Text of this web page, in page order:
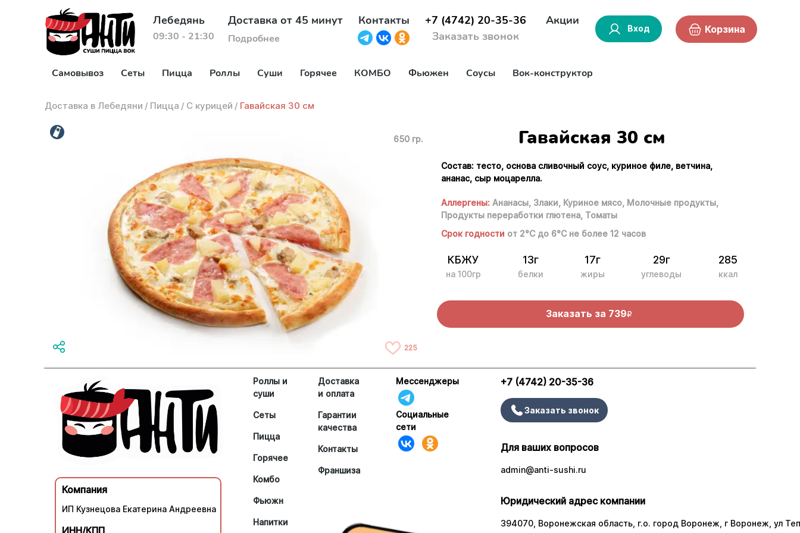
Лебедянь
09:30 - 21:30
Доставка от 45 минут
Подробнее
Контакты
+7 (4742) 20-35-36
Заказать звонок
Акции
Вход Корзина
Самовывоз Сеты Пицца Роллы Суши Горячее КОМБО Фьюжен Соусы Вок-конструктор
Доставка в Лебедяни / Пицца / С курицей / Гавайская 30 см
650 гр.
225
Гавайская 30 см
Состав: тесто, основа сливочный соус, куриное филе, ветчина,
ананас, сыр моцарелла.
Аллергены: Ананасы, Злаки, Куриное мясо, Молочные продукты,
Продукты переработки глютена, Томаты
Срок годности от 2°С до 6°С не более 12 часов
КБЖУ
на 100гр
13г
белки
17г
жиры
29г
углеводы
285
ккал
Заказать за 739R
Компания
ИП Кузнецова Екатерина Андреевна
Роллы и
суши
Сеты
Пицца
Горячее
Комбо
Фьюжн
Напитки
Доставка
и оплата
Гарантии
качества
Контакты
Франшиза
Мессенджеры
Социальные
сети
+7 (4742) 20-35-36
Заказать звонок
Для ваших вопросов
admin@anti-sushi.ru
Юридический адрес компании
394070, Воронежская область, г.о. город Воронеж, г Воронеж, ул